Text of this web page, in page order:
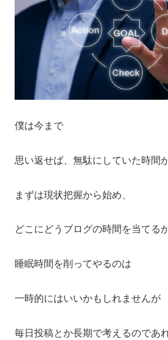
僕は今まで
思い返せば、無駄にしていた時間
まずは現状把握から始め、
どこにどうブログの時間を当てる
睡眠時間を削ってやるのは
一時的にはいいかもしれませんが
毎日投稿とか長期で考えるのであ